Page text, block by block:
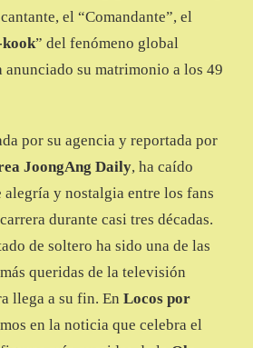
el “Comandante”, el
” del fenómeno global
anunciado su matrimonio a los 49
por su agencia y reportada por
JoongAng Daily, ha caído
alegría y nostalgia entre los fans
durante casi tres décadas.
de soltero ha sido una de las
queridas de la televisión
llega a su fin. En Locos por
en la noticia que celebra el